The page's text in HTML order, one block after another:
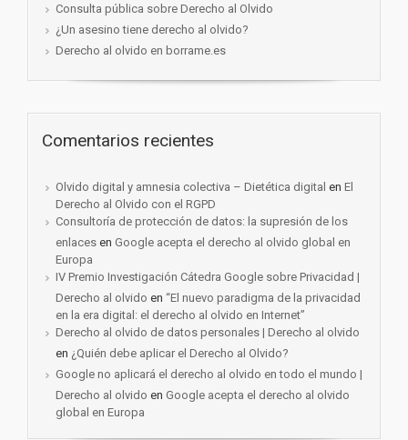
Consulta pública sobre Derecho al Olvido
¿Un asesino tiene derecho al olvido?
Derecho al olvido en borrame.es
Comentarios recientes
Olvido digital y amnesia colectiva – Dietética digital en El
Derecho al Olvido con el RGPD
Consultoría de protección de datos: la supresión de los
enlaces en Google acepta el derecho al olvido global en
Europa
IV Premio Investigación Cátedra Google sobre Privacidad |
Derecho al olvido en “El nuevo paradigma de la privacidad
en la era digital: el derecho al olvido en Internet”
Derecho al olvido de datos personales | Derecho al olvido
en ¿Quién debe aplicar el Derecho al Olvido?
Google no aplicará el derecho al olvido en todo el mundo |
Derecho al olvido en Google acepta el derecho al olvido
global en Europa